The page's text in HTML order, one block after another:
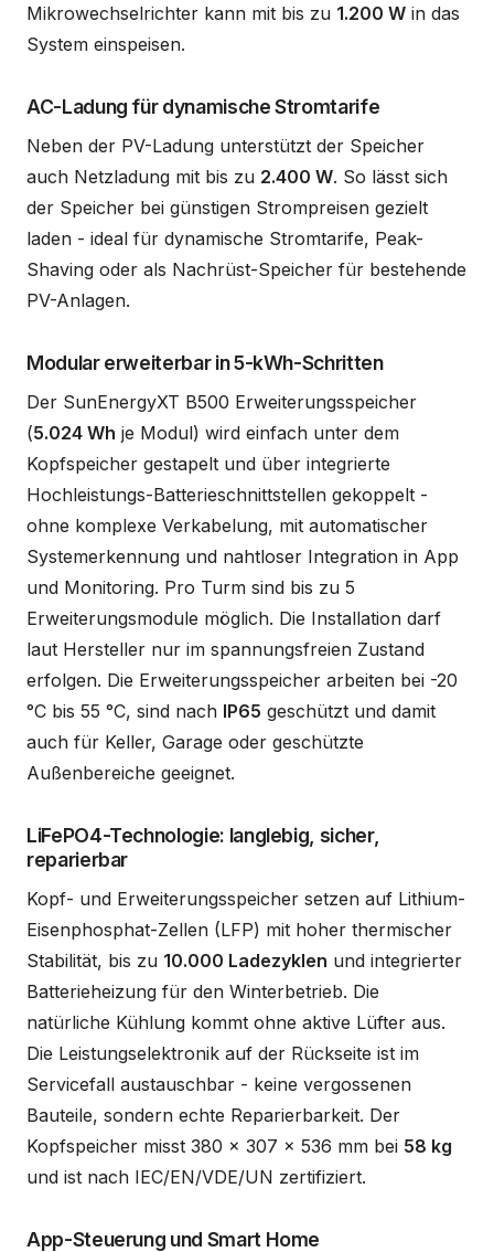
Mikrowechselrichter kann mit bis zu 1.200 W in das
System einspeisen.
AC-Ladung für dynamische Stromtarife
Neben der PV-Ladung unterstützt der Speicher
auch Netzladung mit bis zu 2.400 W. So lässt sich
der Speicher bei günstigen Strompreisen gezielt
laden - ideal für dynamische Stromtarife, Peak-
Shaving oder als Nachrüst-Speicher für bestehende
PV-Anlagen.
Modular erweiterbar in 5-kWh-Schritten
Der SunEnergyXT B500 Erweiterungsspeicher
(5.024 Wh je Modul) wird einfach unter dem
Kopfspeicher gestapelt und über integrierte
Hochleistungs-Batterieschnittstellen gekoppelt -
ohne komplexe Verkabelung, mit automatischer
Systemerkennung und nahtloser Integration in App
und Monitoring. Pro Turm sind bis zu 5
Erweiterungsmodule möglich. Die Installation darf
laut Hersteller nur im spannungsfreien Zustand
erfolgen. Die Erweiterungsspeicher arbeiten bei -20
°C bis 55 °C, sind nach IP65 geschützt und damit
auch für Keller, Garage oder geschützte
Außenbereiche geeignet.
LiFePO4-Technologie: langlebig, sicher,
reparierbar
Kopf- und Erweiterungsspeicher setzen auf Lithium-
Eisenphosphat-Zellen (LFP) mit hoher thermischer
Stabilität, bis zu 10.000 Ladezyklen und integrierter
Batterieheizung für den Winterbetrieb. Die
natürliche Kühlung kommt ohne aktive Lüfter aus.
Die Leistungselektronik auf der Rückseite ist im
Servicefall austauschbar - keine vergossenen
Bauteile, sondern echte Reparierbarkeit. Der
Kopfspeicher misst 380 x 307 x 536 mm bei 58 kg
und ist nach IEC/EN/VDE/UN zertifiziert.
App-Steuerung und Smart Home